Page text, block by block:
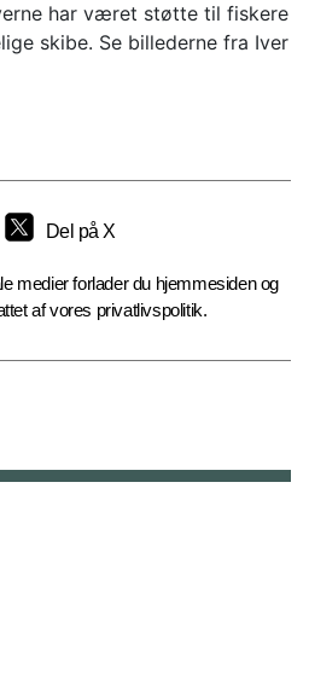
har været støtte til fiskere
skibe. Se billederne fra Iver
Del på X
medier forlader du hjemmesiden og
af vores privatlivspolitik.